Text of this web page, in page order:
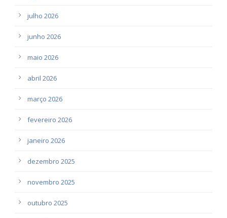
julho 2026
junho 2026
maio 2026
abril 2026
março 2026
fevereiro 2026
janeiro 2026
dezembro 2025
novembro 2025
outubro 2025